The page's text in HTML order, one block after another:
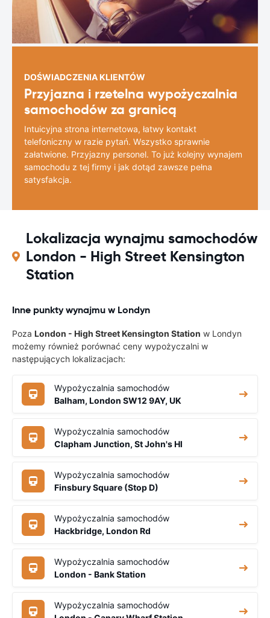
DOŚWIADCZENIA KLIENTÓW
Przyjazna i rzetelna wypożyczalnia
samochodów za granicą
Intuicyjna strona internetowa, łatwy kontakt
telefoniczny w razie pytań. Wszystko sprawnie
załatwione. Przyjazny personel. To już kolejny wynajem
samochodu z tej firmy i jak dotąd zawsze pełna
satysfakcja.
Lokalizacja wynajmu samochodów
London - High Street Kensington
Station
Inne punkty wynajmu w Londyn
Poza London - High Street Kensington Station w Londyn
możemy również porównać ceny wypożyczalni w
następujących lokalizacjach:
Wypożyczalnia samochodów
Balham, London SW12 9AY, UK
Wypożyczalnia samochodów
Clapham Junction, St John's Hl
Wypożyczalnia samochodów
Finsbury Square (Stop D)
Wypożyczalnia samochodów
Hackbridge, London Rd
Wypożyczalnia samochodów
London - Bank Station
Wypożyczalnia samochodów